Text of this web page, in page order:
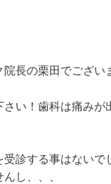
長の栗田でござい
い！歯科は痛みが
診する事はない
し、、、